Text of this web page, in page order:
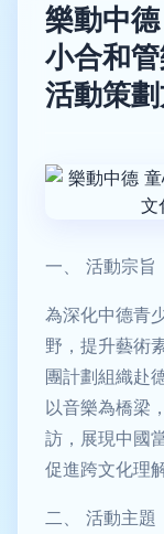
樂動中
小合和
活動策
一、 活動宗旨
為深化中德青
野，提升藝術
團計劃組織赴
以音樂為橋梁
訪，展現中國
促進跨文化理
二、 活動主題